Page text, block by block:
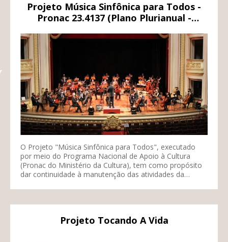
Projeto Música Sinfônica para Todos -
Pronac 23.4137 (Plano Plurianual -
O Projeto "Música Sinfônica para Todos", executado
por meio do Programa Nacional de Apoio à Cultura
(Pronac do Ministério da Cultura), tem como propósito
dar continuidade à manutenção das atividades da
promover a difusão da música instrumental erudita e
apresentações ao longo das temporadas de 2024, 2025
e 2026 em uma série dedicada a uma ampla gama de
Projeto Tocando A Vida